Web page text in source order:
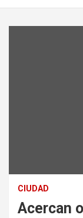
CIUDAD
Acercan